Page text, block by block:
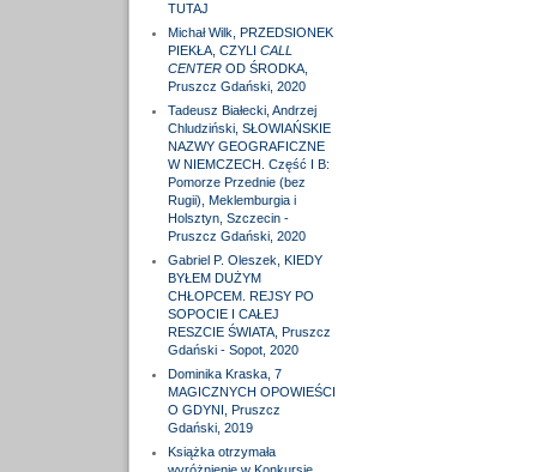
TUTAJ
Michał Wilk, PRZEDSIONEK
PIEKŁA, CZYLI CALL
CENTEROD ŚRODKA,
Pruszcz Gdański, 2020
Tadeusz Białecki, Andrzej
Chludziński, SŁOWIAŃSKIE
NAZWY GEOGRAFICZNE
W NIEMCZECH. Część I B:
Pomorze Przednie (bez
Rugii), Meklemburgia i
Holsztyn, Szczecin -
Pruszcz Gdański, 2020
Gabriel P. Oleszek, KIEDY
BYŁEM DUŻYM
CHŁOPCEM. REJSY PO
SOPOCIE I CAŁEJ
RESZCIE ŚWIATA, Pruszcz
Gdański - Sopot, 2020
Dominika Kraska, 7
MAGICZNYCH OPOWIEŚCI
O GDYNI, Pruszcz
Gdański, 2019
Książka otrzymała